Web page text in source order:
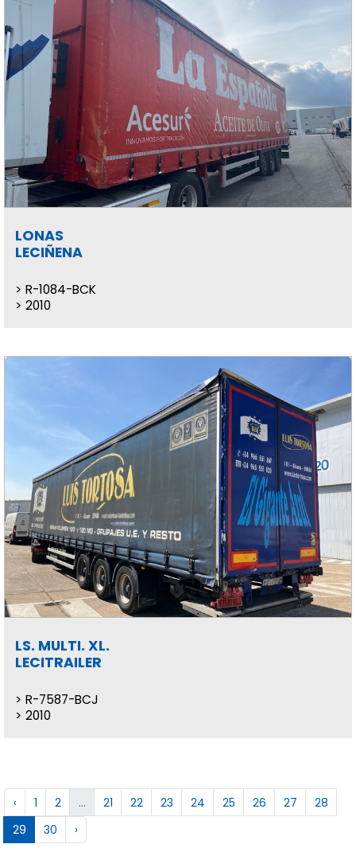
LONAS
LECIÑENA
R-1084-BCK
2010
LS. MULTI. XL.
LECITRAILER
R-7587-BCJ
2010
‹ 1 2 ... 21 22 23 24 25 26 27
28
29
30 ›